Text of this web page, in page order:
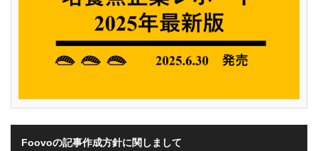
Foovoの記事作成方針に関しまして